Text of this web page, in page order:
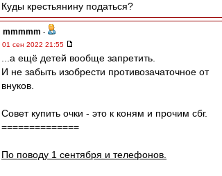
Куды крестьянину податься?
mmmmm -
01 сен 2022 21:55
...а ещё детей вообще запретить.
И не забыть изобрести противозачаточное от
внуков.
Совет купить очки - это к коням и прочим сбг.
==============
По поводу 1 сентября и телефонов.